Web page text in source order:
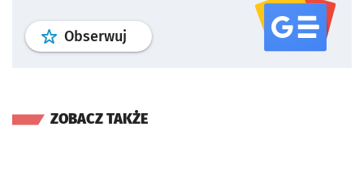
Obserwuj profil serwisu
ZOBACZ TAKŻE